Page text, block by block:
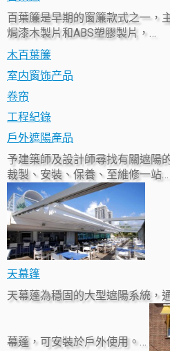
百葉簾是早期的窗簾款式之一，
焗漆木製片和ABS塑膠製片，…
木百葉簾
室内窗饰产品
卷帘
工程紀錄
戶外遮陽產品
予建築師及設計師尋找有關遮陽
裁製、安裝、保養、至維修一站…
天幕篷
天幕蓬為穩固的大型遮陽系統，
幕蓬，可安裝於戶外使用。…